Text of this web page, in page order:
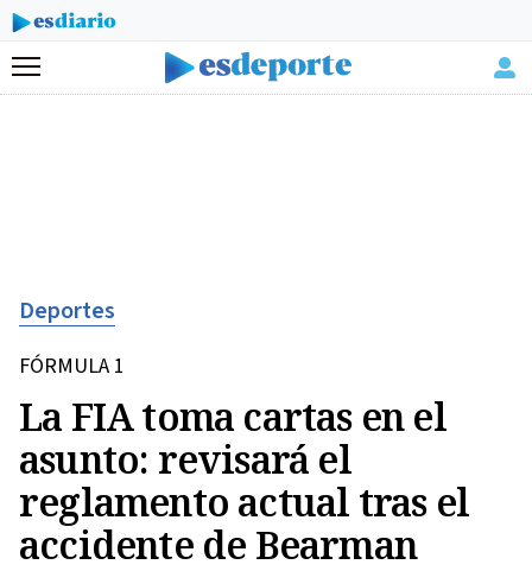
Menú
Deportes
FÓRMULA 1
La FIA toma cartas en el
asunto: revisará el
reglamento actual tras el
accidente de Bearman